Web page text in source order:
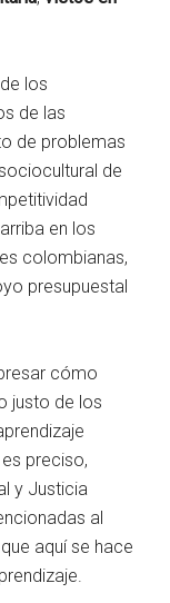
los
de las
de problemas
de
en los
colombianas,
presupuestal
cómo
justo de los
preciso,
y Justicia
al
aquí se hace